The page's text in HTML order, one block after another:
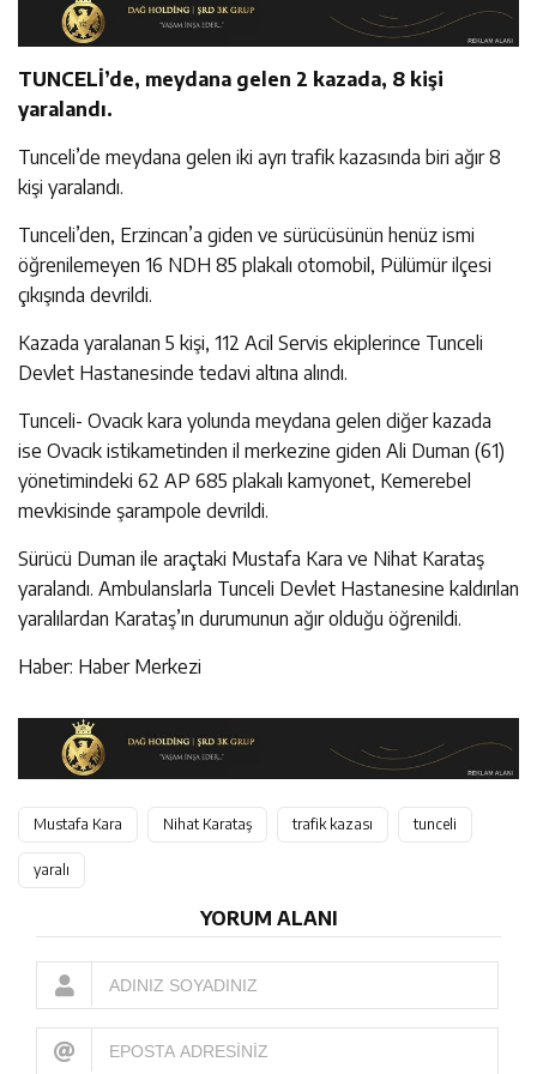
TUNCELİ’de, meydana gelen 2 kazada, 8 kişi
yaralandı.
Tunceli’de meydana gelen iki ayrı trafik kazasında biri ağır 8
kişi yaralandı.
Tunceli’den, Erzincan’a giden ve sürücüsünün henüz ismi
öğrenilemeyen 16 NDH 85 plakalı otomobil, Pülümür ilçesi
çıkışında devrildi.
Kazada yaralanan 5 kişi, 112 Acil Servis ekiplerince Tunceli
Devlet Hastanesinde tedavi altına alındı.
Tunceli- Ovacık kara yolunda meydana gelen diğer kazada
ise Ovacık istikametinden il merkezine giden Ali Duman (61)
yönetimindeki 62 AP 685 plakalı kamyonet, Kemerebel
mevkisinde şarampole devrildi.
Sürücü Duman ile araçtaki Mustafa Kara ve Nihat Karataş
yaralandı. Ambulanslarla Tunceli Devlet Hastanesine kaldırılan
yaralılardan Karataş’ın durumunun ağır olduğu öğrenildi.
Haber: Haber Merkezi
Mustafa Kara Nihat Karataş trafik kazası tunceli
yaralı
YORUM ALANI